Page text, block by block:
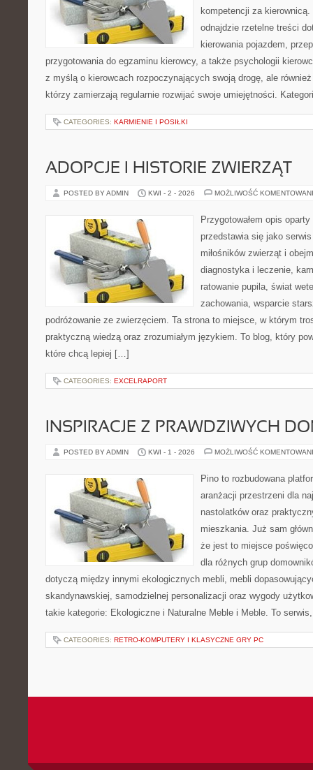
kompetencji za
odnajdzie rzetelne treści
kierowania pojazdem,
przygotowania do egzaminu kierowcy, a także psychologii
z myślą o kierowcach rozpoczynających swoją drogę, ale
którzy zamierzają regularnie rozwijać swoje umiejętności.
CATEGORIES: KARMIENIE I POSIŁKI
ADOPCJE I HISTORIE ZWIERZĄT
POSTED BY ADMIN KWI - 2 - 2026 MOŻLIWOŚĆ
Przygotowałem opis
przedstawia się jako
miłośników zwierząt i
diagnostyka i leczenie,
ratowanie pupila, świat
zachowania, wsparcie
podróżowanie ze zwierzęciem. Ta strona to miejsce, w którym
praktyczną wiedzą oraz zrozumiałym językiem. To blog, który
które chcą lepiej […]
CATEGORIES: EXCELRAPORT
INSPIRACJE Z PRAWDZIWYCH
POSTED BY ADMIN KWI - 1 - 2026 MOŻLIWOŚĆ
Pino to rozbudowana
aranżacji przestrzeni dla
nastolatków oraz
mieszkania. Już sam
że jest to miejsce
dla różnych grup
dotyczą między innymi ekologicznych mebli, mebli
skandynawskiej, samodzielnej personalizacji oraz wygody
takie kategorie: Ekologiczne i Naturalne Meble i Meble. To
CATEGORIES: RETRO-KOMPUTERY I KLASYCZNE GRY PC